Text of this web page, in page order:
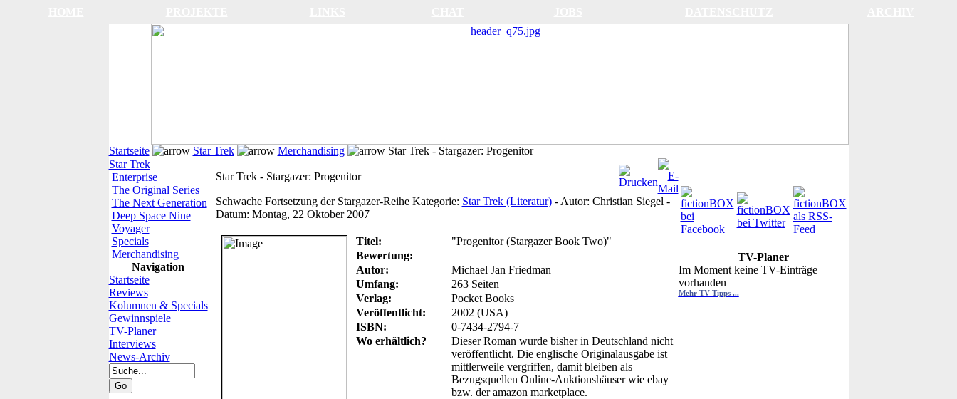
Startseite Star Trek Merchandising
Star Trek - Stargazer: Progenitor
Star Trek
Enterprise
The Original Series
The Next Generation
Deep Space Nine
Voyager
Specials
Merchandising
Navigation
Startseite
Reviews
Kolumnen & Specials
Gewinnspiele
TV-Planer
Interviews
News-Archiv
Star Trek - Stargazer: Progenitor
Schwache Fortsetzung der Stargazer-Reihe Kategorie: Star Trek (Literatur)- Autor: Christian Siegel -
Datum: Montag, 22 Oktober 2007
Titel:
"Progenitor (Stargazer Book Two)"
Bewertung:
Autor:
Michael Jan Friedman
Umfang:
263 Seiten
Verlag:
Pocket Books
Veröffentlicht:
2002 (USA)
ISBN:
0-7434-2794-7
Wo erhältlich?
Dieser Roman wurde bisher in Deutschland nicht
veröffentlicht. Die englische Originalausgabe ist
mittlerweile vergriffen, damit bleiben als
Bezugsquellen Online-Auktionshäuser wie ebay
bzw. der amazon marketplace.
TV-Planer
Im Moment keine TV-Einträge
vorhanden
Mehr TV-Tipps ...